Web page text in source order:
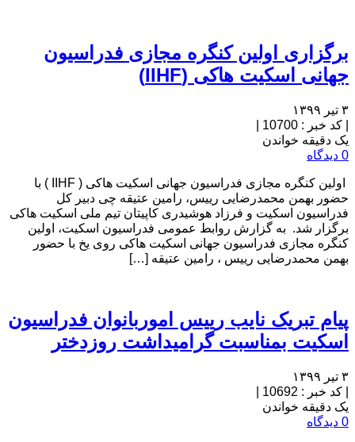
برگزاری اولین کنگره مجازی فدراسیون
جهانی اسکیت هاکی (IIHF)
۳ تیر ۱۳۹۹
کد خبر : 10700
یک دقیقه خواندن
0 دیدگاه
اولین کنگره مجازی فدراسیون جهانی اسکیت هاکی ( IIHF ) با
حضور بهمن محمدرضایی رییس، رامین عتیقه چی دبیر کل
فدراسیون اسکیت و فرزاد هوشیدری کاپیتان تیم ملی اسکیت هاکی
برگزار شد. به گزارش روابط عمومی فدراسیون اسکیت، اولین
کنگره مجازی فدراسیون جهانی اسکیت هاکی روی یخ با حضور
بهمن محمدرضایی رییس ، رامین عتیقه […]
پیام تبریک نایب رییس اموربانوان فدراسیون
اسکیت بمناسبت گرامیداشت روزدختر
۳ تیر ۱۳۹۹
کد خبر : 10692
یک دقیقه خواندن
0 دیدگاه